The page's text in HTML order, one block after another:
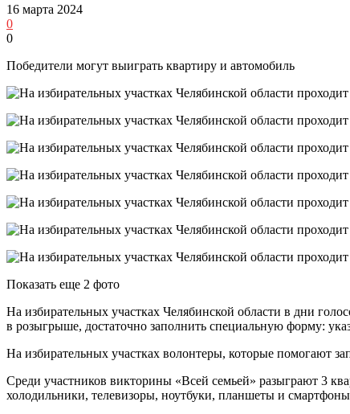
16 марта 2024
0
0
Победители могут выиграть квартиру и автомобиль
Показать еще 2 фото
На избирательных участках Челябинской области в дни
в розыгрыше, достаточно заполнить специальную форму:
На избирательных участках волонтеры, которые помогают
Среди участников викторины «Всей семьей» разыграют 3
холодильники, телевизоры, ноутбуки, планшеты и